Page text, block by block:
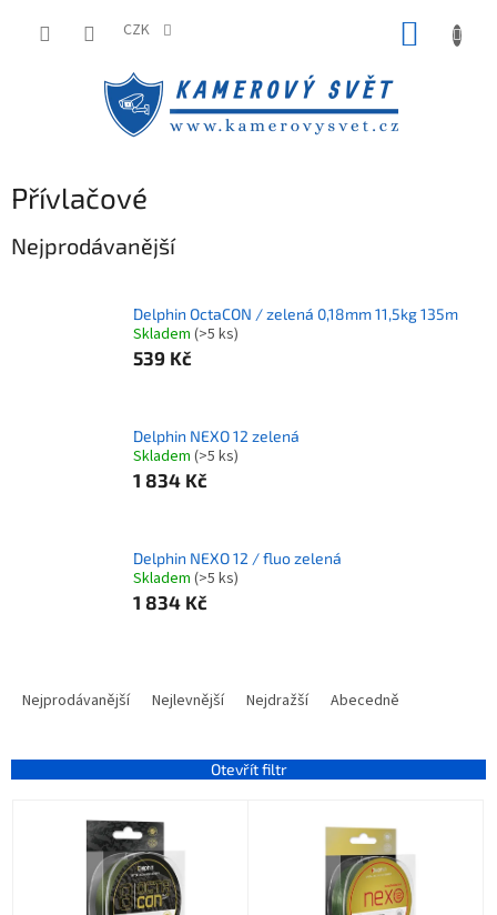
CZK
Přívlačové
Nejprodávanější
Delphin OctaCON / zelená 0,18mm 11,5kg 135m
Skladem (>5 ks)
539 Kč
Delphin NEXO 12 zelená
Skladem (>5 ks)
1 834 Kč
Delphin NEXO 12 / fluo zelená
Skladem (>5 ks)
1 834 Kč
Nejprodávanější Nejlevnější Nejdražší Abecedně
Otevřít filtr